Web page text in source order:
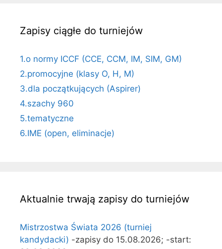
Zapisy ciągłe do turniejów
1.o normy ICCF (CCE, CCM, IM, SIM, GM)
2.promocyjne (klasy O, H, M)
3.dla początkujących (Aspirer)
4.szachy 960
5.tematyczne
6.IME (open, eliminacje)
Aktualnie trwają zapisy do turniejów
Mistrzostwa Świata 2026 (turniej
kandydacki) -zapisy do 15.08.2026; -start: